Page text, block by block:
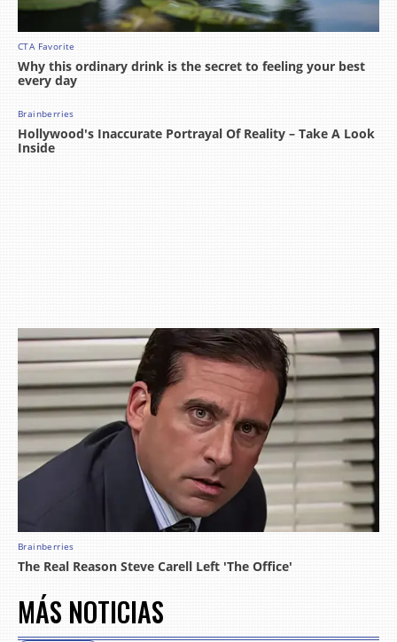
MÁS NOTICIAS